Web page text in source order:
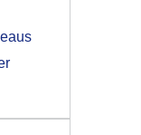
Zoeken in foto
voor
hebt
uit